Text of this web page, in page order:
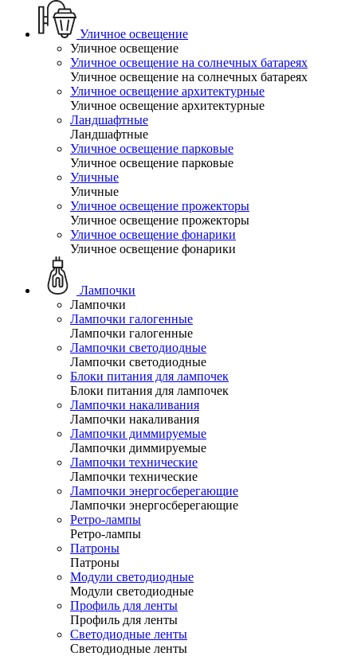
Уличное освещение
Уличное освещение
Уличное освещение на солнечных батареях
Уличное освещение на солнечных батареях
Уличное освещение архитектурные
Уличное освещение архитектурные
Ландшафтные
Ландшафтные
Уличное освещение парковые
Уличное освещение парковые
Уличные
Уличные
Уличное освещение прожекторы
Уличное освещение прожекторы
Уличное освещение фонарики
Уличное освещение фонарики
Лампочки
Лампочки
Лампочки галогенные
Лампочки галогенные
Лампочки светодиодные
Лампочки светодиодные
Блоки питания для лампочек
Блоки питания для лампочек
Лампочки накаливания
Лампочки накаливания
Лампочки диммируемые
Лампочки диммируемые
Лампочки технические
Лампочки технические
Лампочки энергосберегающие
Лампочки энергосберегающие
Ретро-лампы
Ретро-лампы
Патроны
Патроны
Модули светодиодные
Модули светодиодные
Профиль для ленты
Профиль для ленты
Светодиодные ленты
Светодиодные ленты